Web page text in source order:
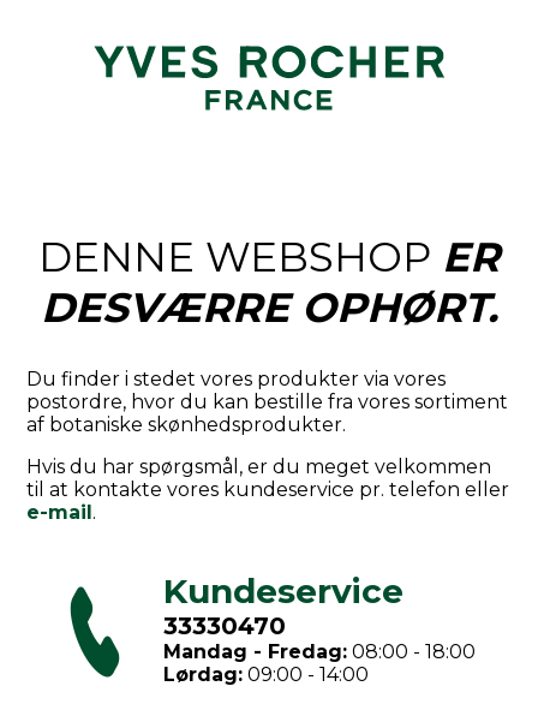
DENNE WEBSHOP ER
DESVÆRRE OPHØRT.
Du finder i stedet vores produkter via vores
postordre, hvor du kan bestille fra vores sortiment
af botaniske skønhedsprodukter.
Hvis du har spørgsmål, er du meget velkommen
til at kontakte vores kundeservice pr. telefon eller
e-mail.
Kundeservice
33330470
Mandag - Fredag:08:00 - 18:00
Lørdag:09:00 - 14:00